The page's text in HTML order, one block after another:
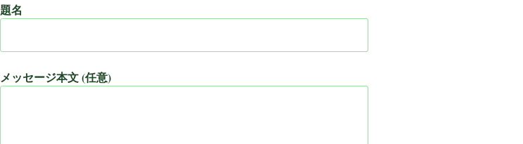
題名
メッセージ本文 (任意)